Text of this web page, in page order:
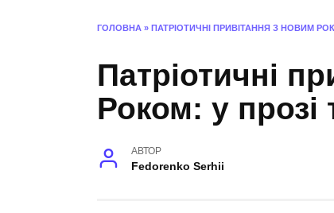
ГОЛОВНА » ПАТРІОТИЧНІ ПРИВІТАННЯ З НОВИМ
Патріотичні
Роком: у прозі
АВТОР
Fedorenko Serhii